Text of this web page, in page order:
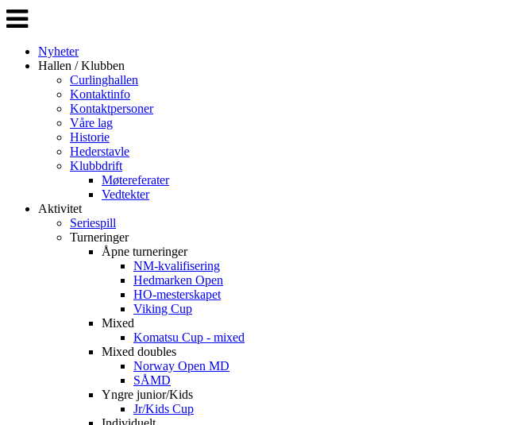
Veksle
navigasjon
Nyheter
Hallen / Klubben
Curlinghallen
Kontaktinfo
Kontaktpersoner
Våre lag
Historie
Hederstavle
Klubbdrift
Møtereferater
Vedtekter
Aktivitet
Seriespill
Turneringer
Åpne turneringer
NM-kvalifisering
Hedmarken Open
HO-mesterskapet
Viking Cup
Mixed
Komatsu Cup - mixed
Mixed doubles
Norway Open MD
SÅMD
Yngre junior/Kids
Jr/Kids Cup